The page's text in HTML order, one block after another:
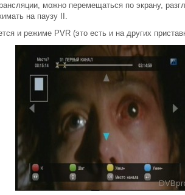
можно перемещаться по экрану,
на паузу II.
и режиме PVR (это есть и на других